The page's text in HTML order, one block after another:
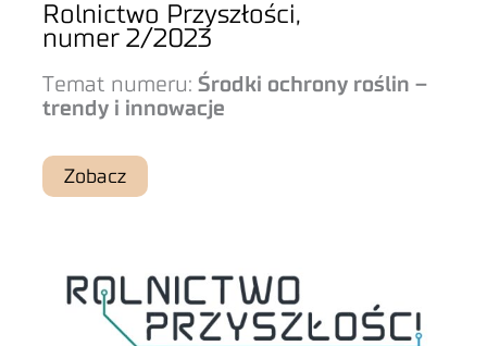
Rolnictwo Przyszłości,
numer 2/2023
Temat numeru: Środki ochrony roślin –
trendy i innowacje
Zobacz